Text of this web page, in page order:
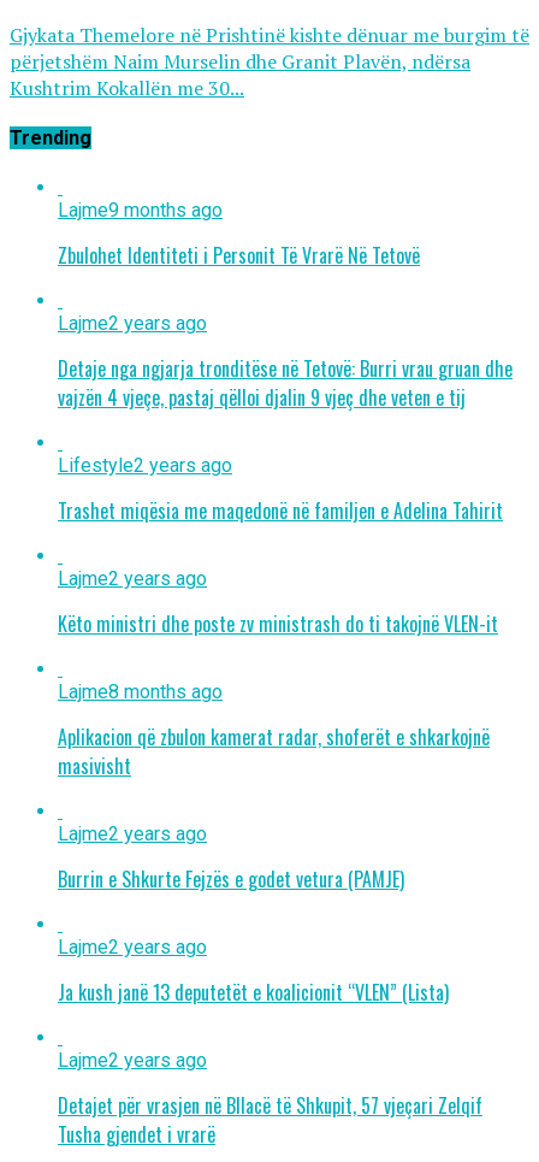
Gjykata Themelore në Prishtinë kishte dënuar me burgim të
përjetshëm Naim Murselin dhe Granit Plavën, ndërsa
Kushtrim Kokallën me 30...
Trending
Lajme9 months ago
Zbulohet Identiteti i Personit Të Vrarë Në Tetovë
Lajme2 years ago
Detaje nga ngjarja tronditëse në Tetovë: Burri vrau gruan dhe
vajzën 4 vjeçe, pastaj qëlloi djalin 9 vjeç dhe veten e tij
Lifestyle2 years ago
Trashet miqësia me maqedonë në familjen e Adelina Tahirit
Lajme2 years ago
Këto ministri dhe poste zv ministrash do ti takojnë VLEN-it
Lajme8 months ago
Aplikacion që zbulon kamerat radar, shoferët e shkarkojnë
masivisht
Lajme2 years ago
Burrin e Shkurte Fejzës e godet vetura (PAMJE)
Lajme2 years ago
Ja kush janë 13 deputetët e koalicionit “VLEN” (Lista)
Lajme2 years ago
Detajet për vrasjen në Bllacë të Shkupit, 57 vjeçari Zelqif
Tusha gjendet i vrarë